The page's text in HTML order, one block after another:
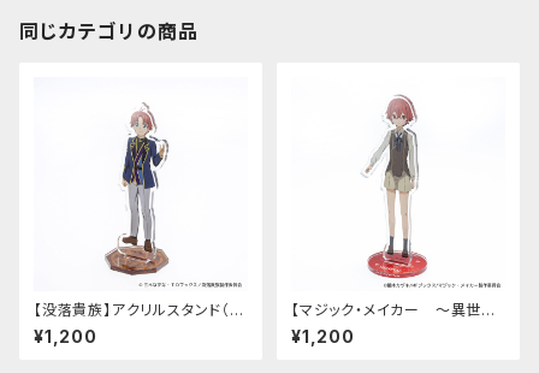
同じカテゴリの商品
【没落貴族】アクリルスタンド（リ
アム）
¥1,200
【マジック・メイカー ～異世界
魔法の作り方～】アクリルスタン
ド（シオン）
¥1,200